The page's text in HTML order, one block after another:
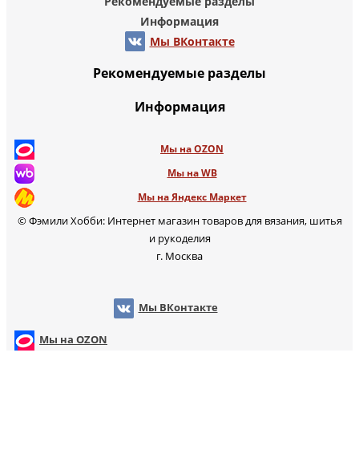
Информация
Мы ВКонтакте
Рекомендуемые разделы
Информация
Мы на OZON
Мы на WB
Мы на Яндекс Маркет
© Фэмили Хобби: Интернет магазин товаров для вязания, шитья
и рукоделия
г. Москва
Мы ВКонтакте
Мы на OZON